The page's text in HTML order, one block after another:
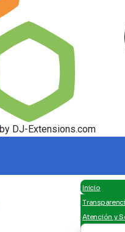
by DJ-Extensions.com
Inicio
Atención y